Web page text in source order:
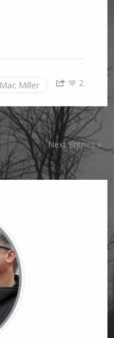
Mac Miller 2
Next Entries »